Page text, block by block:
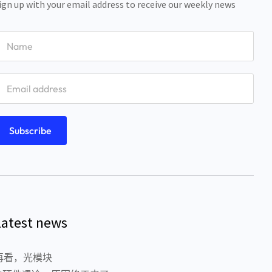
up with your email address to receive our weekly news
news
看，光模块